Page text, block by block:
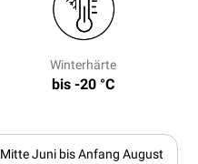
Winterhärte
bis -20 °C
Mitte Juni bis Anfang August